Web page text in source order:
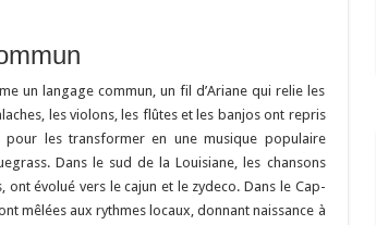
un langage commun, un fil d’Ariane qui relie les
les violons, les flûtes et les banjos ont repris
pour les transformer en une musique populaire
Dans le sud de la Louisiane, les chansons
ont évolué vers le cajun et le zydeco. Dans le Cap-
mêlées aux rythmes locaux, donnant naissance à